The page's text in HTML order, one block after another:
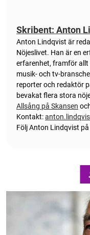
Skribent: Anton
Anton Lindqvist är
Nöjeslivet. Han är en
erfarenhet, framför allt
musik- och tv-
reporter och redaktör
bevakat flera stora
Allsång på Skansen
Kontakt:
Följ Anton Lindqvist